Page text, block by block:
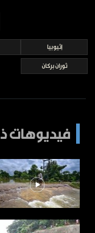
مواقيت الصلاة
الأحوال الجوية
إثيوبيا
ثوران بركان
فيديوهات